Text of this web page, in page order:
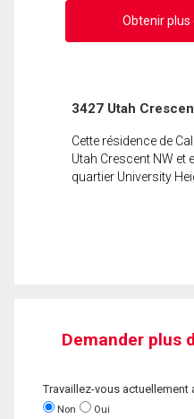
Obtenir
3427 Utah
Cette résidence de
Utah Crescent NW et
quartier University
Demander plus
Travaillez-vous actuellement
Non Oui